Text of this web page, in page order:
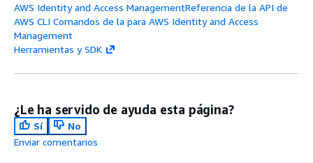
AWS Identity and Access ManagementReferencia de la API de
AWS CLI Comandos de la para AWS Identity and Access
Management
Herramientas y SDK
¿Le ha servido de ayuda esta página?
Sí
No
Enviar comentarios